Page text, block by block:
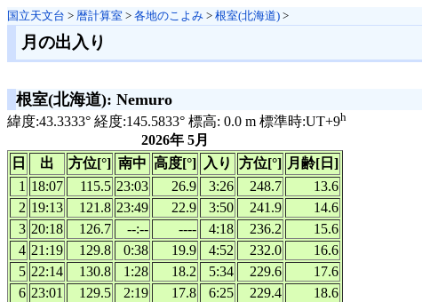
国立天文台 > 暦計算室 > 各地のこよみ > 根室(北海道) >
月の出入り
根室(北海道): Nemuro
緯度:43.3333° 経度:145.5833° 標高: 0.0 m 標準時:UT+9h
2026年 5月
日
出 方位[°] 南中 高度[°] 入り 方位[°] 月齢[日]
1 18:07 115.5 23:03 26.9 3:26 248.7
13.6
2 19:13 121.8 23:49 22.9 3:50 241.9
14.6
3 20:18 126.7 --:-- ---- 4:18 236.2
15.6
4 21:19 129.8 0:38 19.9 4:52 232.0
16.6
5 22:14 130.8 1:28 18.2 5:34 229.6
17.6
6 23:01 129.5 2:19 17.8 6:25 229.4
18.6